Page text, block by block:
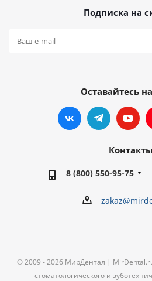
Подписка на
Оставайтесь
Контакты
8 (800) 550-95-75
© 2009 - 2026 МирДентал |
стоматологического и